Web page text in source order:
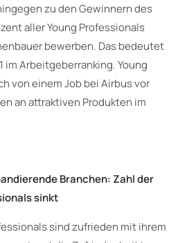
zu den Gewinnern des
aller Young Professionals
bewerben. Das bedeutet
im Arbeitgeberranking. Young
von einem Job bei Airbus vor
an attraktiven Produkten im
Branchen: Zahl der
sinkt
sind zufrieden mit ihrem